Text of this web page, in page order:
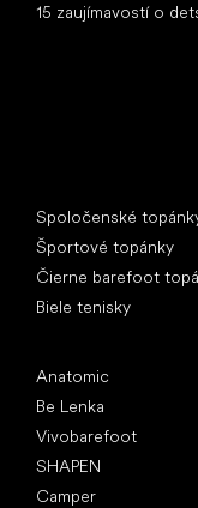
15 zaujímavostí o
Spoločenské
Športové topánky
Čierne barefoot
Biele tenisky
Anatomic
Be Lenka
Vivobarefoot
SHAPEN
Camper